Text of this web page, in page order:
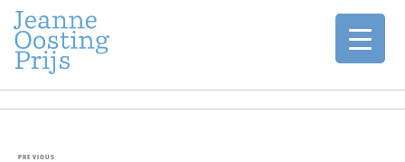
Previous
PREVIOUS